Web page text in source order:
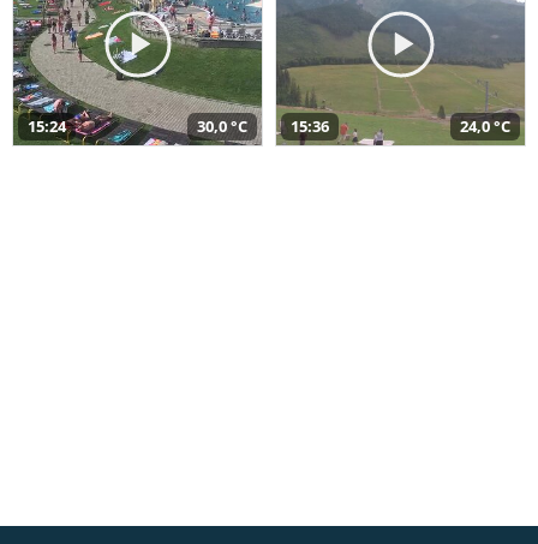
15:24 30,0 °C 15:36 24,0 °C